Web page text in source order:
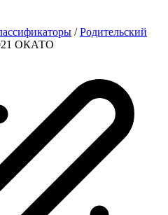
/ Родительский
ОКАТО